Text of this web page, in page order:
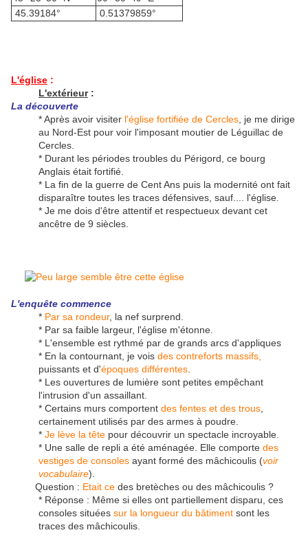
45.39184°
0.51379859°
L'église :
L'extérieur:
La découverte
* Après avoir visiter l'église fortifiée de Cercles , je me dirige
au Nord-Est pour voir l'imposant moutier de Léguillac de
Cercles.
* Durant les périodes troubles du Périgord, ce bourg
Anglais était fortifié.
* La fin de la guerre de Cent Ans puis la modernité ont fait
disparaître toutes les traces défensives, sauf.... l'église.
* Je me dois d'être attentif et respectueux devant cet
ancêtre de 9 siècles.
L'enquête commence
* Par sa rondeur, la nef surprend.
* Par sa faible largeur, l'église m'étonne.
* L'ensemble est rythmé par de grands arcs d'appliques
* En la contournant, je vois des contreforts massifs,
puissants et d'époques différentes
* Les ouvertures de lumière sont petites empêchant
l'intrusion d'un assaillant.
* Certains murs comportent des fentes et des trous
certainement utilisés par des armes à poudre.
* Je lève la tête pour découvrir un spectacle incroyable.
* Une salle de repli a été aménagée. Elle comporte des
vestiges de consoles ayant formé des mâchicoulis (voir
vocabulaire).
Question : Etait cedes bretèches ou des mâchicoulis ?
* Réponse : Même si elles ont partiellement disparu, ces
consoles situées sur la longueur du bâtiment sont les
traces des mâchicoulis.